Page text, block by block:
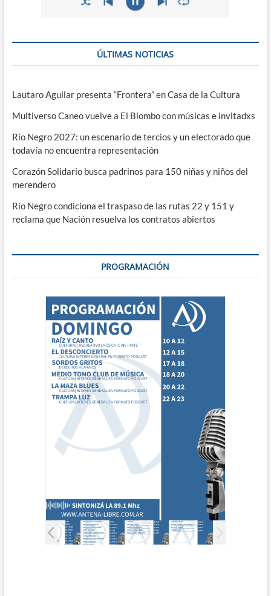
ÚLTIMAS NOTICIAS
Lautaro Aguilar presenta “Frontera” en Casa de la Cultura
Multiverso Caneo vuelve a El Biombo con músicas e invitadxs
Río Negro 2027: un escenario de tercios y un electorado que
todavía no encuentra representación
Corazón Solidario busca padrinos para 150 niñas y niños del
merendero
Río Negro condiciona el traspaso de las rutas 22 y 151 y
reclama que Nación resuelva los contratos abiertos
PROGRAMACIÓN